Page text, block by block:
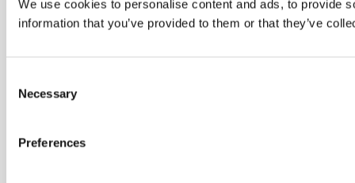
We use cookies to personalise content and ads, to provide
information that you’ve provided to them or that they’ve
Selection
Necessary
Preferences